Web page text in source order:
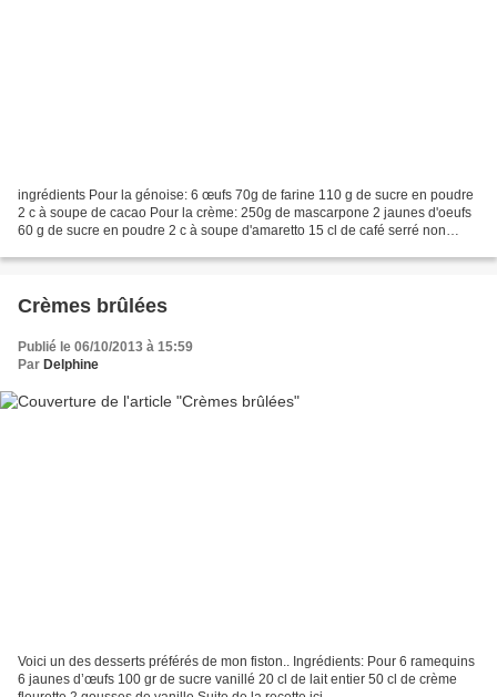
ingrédients Pour la génoise: 6 œufs 70g de farine 110 g de sucre en poudre
2 c à soupe de cacao Pour la crème: 250g de mascarpone 2 jaunes d'oeufs
60 g de sucre en poudre 2 c à soupe d'amaretto 15 cl de café serré non
Crèmes brûlées
Publié le 06/10/2013 à 15:59
Par Delphine
Voici un des desserts préférés de mon fiston.. Ingrédients: Pour 6 ramequins
6 jaunes d’œufs 100 gr de sucre vanillé 20 cl de lait entier 50 cl de crème